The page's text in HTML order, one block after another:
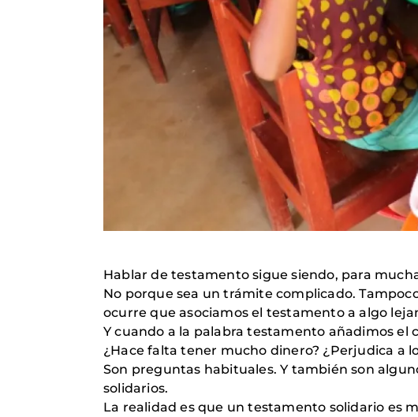
Hablar de testamento sigue siendo, para
No porque sea un trámite complicado.
ocurre que asociamos el testamento a algo
Y cuando a la palabra testamento añadimos el
¿Hace falta tener mucho dinero? ¿Perjudica a
Son preguntas habituales. Y también son
solidarios.
La realidad es que un testamento solidario es